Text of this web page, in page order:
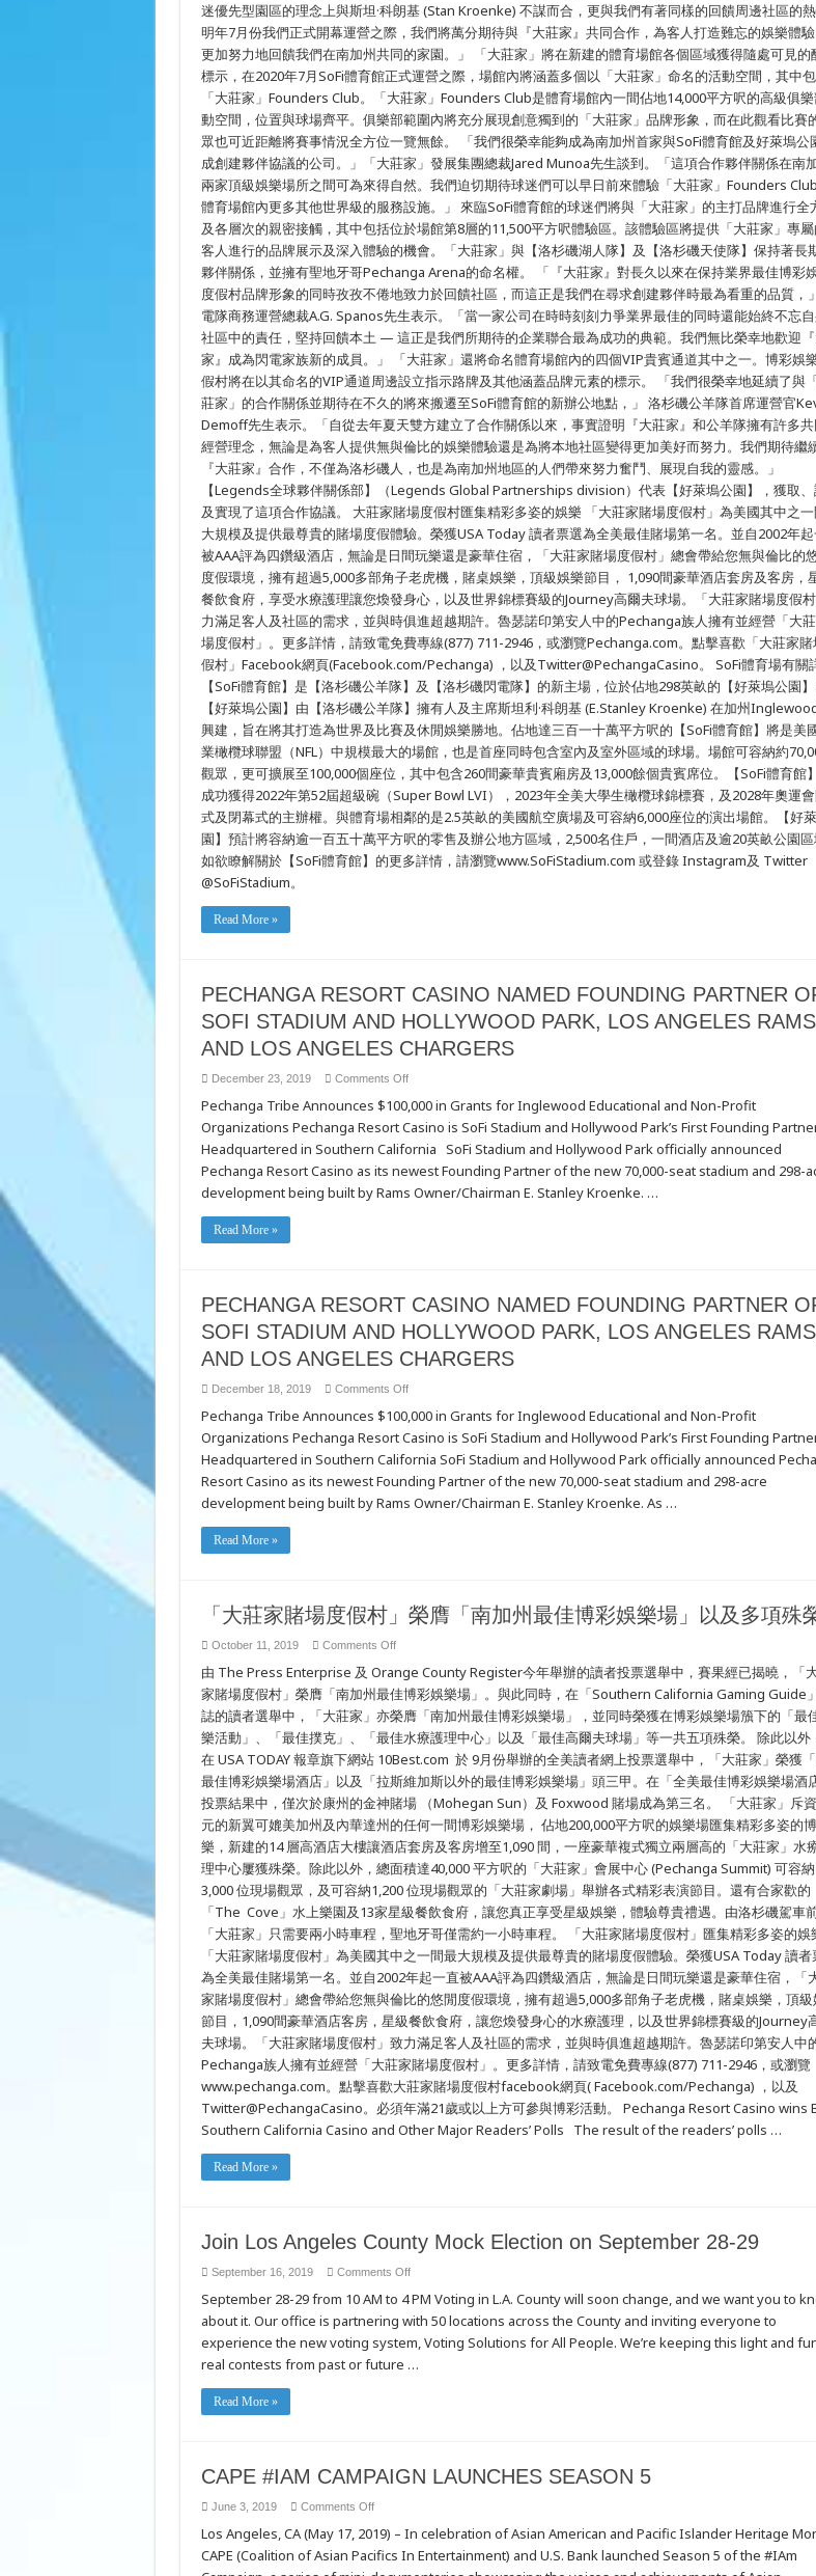
羊
隊】
及
【洛
杉
磯
閃
電
隊】
官
方
創
始
合
作
夥
伴
迷優先型園區的理念上與斯坦·科朗基 (Stan Kroenke) 不謀而合，更與我們有著同樣的回饋周邊社區的熱
明年7月份我們正式開幕運營之際，我們將萬分期待與『大莊家』共同合作，為客人打造難忘的娛樂體
更加努力地回饋我們在南加州共同的家園。」 「大莊家」將在新建的體育場館各個區域獲得隨處可見的
標示，在2020年7月SoFi體育館正式運營之際，場館內將涵蓋多個以「大莊家」命名的活動空間，其中
「大莊家」Founders Club。「大莊家」Founders Club是體育場館內一間佔地14,000平方呎的高級俱
動空間，位置與球場齊平。俱樂部範圍內將充分展現創意獨到的「大莊家」品牌形象，而在此觀看比賽
眾也可近距離將賽事情況全方位一覽無餘。 「我們很榮幸能夠成為南加州首家與SoFi體育館及好萊塢公
成創建夥伴協議的公司。」「大莊家」發展集團總裁Jared Munoa先生談到。「這項合作夥伴關係在南
兩家頂級娛樂場所之間可為來得自然。我們迫切期待球迷們可以早日前來體驗「大莊家」Founders
體育場館內更多其他世界級的服務設施。」 來臨SoFi體育館的球迷們將與「大莊家」的主打品牌進行全
及各層次的親密接觸，其中包括位於場館第8層的11,500平方呎體驗區。該體驗區將提供「大莊家」專
客人進行的品牌展示及深入體驗的機會。「大莊家」與【洛杉磯湖人隊】及【洛杉磯天使隊】保持著長
夥伴關係，並擁有聖地牙哥Pechanga Arena的命名權。 「『大莊家』對長久以來在保持業界最佳博彩
度假村品牌形象的同時孜孜不倦地致力於回饋社區，而這正是我們在尋求創建夥伴時最為看重的品質，
電隊商務運營總裁A.G. Spanos先生表示。「當一家公司在時時刻刻力爭業界最佳的同時還能始終不忘
社區中的責任，堅持回饋本土 — 這正是我們所期待的企業聯合最為成功的典範。我們無比榮幸地歡迎
家』成為閃電家族新的成員。」 「大莊家」還將命名體育場館內的四個VIP貴賓通道其中之一。博彩娛
假村將在以其命名的VIP通道周邊設立指示路牌及其他涵蓋品牌元素的標示。 「我們很榮幸地延續了與
莊家」的合作關係並期待在不久的將來搬遷至SoFi體育館的新辦公地點，」 洛杉磯公羊隊首席運營官
Demoff先生表示。「自從去年夏天雙方建立了合作關係以來，事實證明『大莊家』和公羊隊擁有許多
經營理念，無論是為客人提供無與倫比的娛樂體驗還是為將本地社區變得更加美好而努力。我們期待繼
『大莊家』合作，不僅為洛杉磯人，也是為南加州地區的人們帶來努力奮鬥、展現自我的靈感。」
【Legends全球夥伴關係部】（Legends Global Partnerships division）代表【好萊塢公園】，獲取
及實現了這項合作協議。 大莊家賭場度假村匯集精彩多姿的娛樂 「大莊家賭場度假村」為美國其中之
大規模及提供最尊貴的賭場度假體驗。榮獲USA Today 讀者票選為全美最佳賭場第一名。並自2002年
被AAA評為四鑽級酒店，無論是日間玩樂還是豪華住宿，「大莊家賭場度假村」總會帶給您無與倫比的
度假環境，擁有超過5,000多部角子老虎機，賭桌娛樂，頂級娛樂節目， 1,090間豪華酒店套房及客房，
餐飲食府，享受水療護理讓您煥發身心，以及世界錦標賽級的Journey高爾夫球場。「大莊家賭場度假
力滿足客人及社區的需求，並與時俱進超越期許。魯瑟諾印第安人中的Pechanga族人擁有並經營「大
場度假村」。更多詳情，請致電免費專線(877) 711-2946，或瀏覽Pechanga.com。點擊喜歡「大莊家賭
假村」Facebook網頁(Facebook.com/Pechanga) ，以及Twitter@PechangaCasino。 SoFi體育場有關
【SoFi體育館】是【洛杉磯公羊隊】及【洛杉磯閃電隊】的新主場，位於佔地298英畝的【好萊塢公園】
【好萊塢公園】由【洛杉磯公羊隊】擁有人及主席斯坦利·科朗基 (E.Stanley Kroenke) 在加州
興建，旨在將其打造為世界及比賽及休閒娛樂勝地。佔地達三百一十萬平方呎的【SoFi體育館】將是美
業橄欖球聯盟（NFL）中規模最大的場館，也是首座同時包含室內及室外區域的球場。場館可容納約
觀眾，更可擴展至100,000個座位，其中包含260間豪華貴賓廂房及13,000餘個貴賓席位。【SoFi體育館
成功獲得2022年第52屆超級碗（Super Bowl LVI），2023年全美大學生橄欖球錦標賽，及2028年奧運
式及閉幕式的主辦權。與體育場相鄰的是2.5英畝的美國航空廣場及可容納6,000座位的演出場館。【好
園】預計將容納逾一百五十萬平方呎的零售及辦公地方區域，2,500名住戶，一間酒店及逾20英畝公園區
如欲瞭解關於【SoFi體育館】的更多詳情，請瀏覽www.SoFiStadium.com 或登錄 Instagram及 Twitter
@SoFiStadium。
Read More »
PECHANGA RESORT CASINO NAMED FOUNDING PARTNER
SOFI STADIUM AND HOLLYWOOD PARK, LOS ANGELES
AND LOS ANGELES CHARGERS
December 23, 2019 Comments Offon
RESORT
CASINO
NAMED
PARTNER
SOFI
STADIUM
AND
ANGELES
CHARGERS
Pechanga Tribe Announces $100,000 in Grants for Inglewood Educational and Non-Profit
Organizations Pechanga Resort Casino is SoFi Stadium and Hollywood Park’s First Founding
Headquartered in Southern California SoFi Stadium and Hollywood Park officially announced
Pechanga Resort Casino as its newest Founding Partner of the new 70,000-seat stadium and 298-
development being built by Rams Owner/Chairman E. Stanley Kroenke. …
Read More »
PECHANGA RESORT CASINO NAMED FOUNDING PARTNER
SOFI STADIUM AND HOLLYWOOD PARK, LOS ANGELES
AND LOS ANGELES CHARGERS
December 18, 2019 Comments Offon
RESORT
CASINO
NAMED
PARTNER
OF
SOFI
STADIUM
AND
ANGELES
CHARGERS
Pechanga Tribe Announces $100,000 in Grants for Inglewood Educational and Non-Profit
Organizations Pechanga Resort Casino is SoFi Stadium and Hollywood Park’s First Founding
Headquartered in Southern California SoFi Stadium and Hollywood Park officially announced
Resort Casino as its newest Founding Partner of the new 70,000-seat stadium and 298-acre
development being built by Rams Owner/Chairman E. Stanley Kroenke. As …
Read More »
「大莊家賭場度假村」榮膺「南加州最佳博彩娛樂場」以及多項殊
October 11, 2019 Comments Offon
莊
家
賭
場
度
村」
榮
膺
「南
加
州
佳
博
彩
娛
樂
場」
及
多
項
殊
榮
由 The Press Enterprise 及 Orange County Register今年舉辦的讀者投票選舉中，賽果經已揭曉，「
家賭場度假村」榮膺「南加州最佳博彩娛樂場」。與此同時，在「Southern California Gaming Guide
誌的讀者選舉中，「大莊家」亦榮膺「南加州最佳博彩娛樂場」，並同時榮獲在博彩娛樂場籏下的「最
樂活動」、「最佳撲克」、「最佳水療護理中心」以及「最佳高爾夫球場」等一共五項殊榮。 除此以外
在 USA TODAY 報章旗下網站 10Best.com 於 9月份舉辦的全美讀者網上投票選舉中，「大莊家」榮獲
最佳博彩娛樂場酒店」以及「拉斯維加斯以外的最佳博彩娛樂場」頭三甲。在「全美最佳博彩娛樂場酒
投票結果中，僅次於康州的金神賭場 （Mohegan Sun）及 Foxwood 賭場成為第三名。 「大莊家」斥
元的新翼可媲美加州及內華達州的任何一間博彩娛樂場， 佔地200,000平方呎的娛樂場匯集精彩多姿的
樂，新建的14 層高酒店大樓讓酒店套房及客房增至1,090 間，一座豪華複式獨立兩層高的「大莊家」水
理中心屢獲殊榮。除此以外，總面積達40,000 平方呎的「大莊家」會展中心 (Pechanga Summit) 可容納
3,000 位現場觀眾，及可容納1,200 位現場觀眾的「大莊家劇場」舉辦各式精彩表演節目。還有合家歡的
「The Cove」水上樂園及13家星級餐飲食府，讓您真正享受星級娛樂，體驗尊貴禮遇。由洛杉磯駕車
「大莊家」只需要兩小時車程，聖地牙哥僅需約一小時車程。 「大莊家賭場度假村」匯集精彩多姿的娛
「大莊家賭場度假村」為美國其中之一間最大規模及提供最尊貴的賭場度假體驗。榮獲USA Today 讀者
為全美最佳賭場第一名。並自2002年起一直被AAA評為四鑽級酒店，無論是日間玩樂還是豪華住宿，「
家賭場度假村」總會帶給您無與倫比的悠閒度假環境，擁有超過5,000多部角子老虎機，賭桌娛樂，頂級
節目，1,090間豪華酒店客房，星級餐飲食府，讓您煥發身心的水療護理，以及世界錦標賽級的Journey
夫球場。「大莊家賭場度假村」致力滿足客人及社區的需求，並與時俱進超越期許。魯瑟諾印第安人中
Pechanga族人擁有並經營「大莊家賭場度假村」。更多詳情，請致電免費專線(877) 711-2946，或瀏覽
www.pechanga.com。點擊喜歡大莊家賭場度假村facebook網頁( Facebook.com/Pechanga) ，以及
Twitter@PechangaCasino。必須年滿21歲或以上方可參與博彩活動。 Pechanga Resort Casino wins
Southern California Casino and Other Major Readers’ Polls The result of the readers’ polls …
Read More »
Join Los Angeles County Mock Election on September 28-29
September 16, 2019 Comments Offon
Los
Angeles
County
Election
September
September 28-29 from 10 AM to 4 PM Voting in L.A. County will soon change, and we want you to
about it. Our office is partnering with 50 locations across the County and inviting everyone to
experience the new voting system, Voting Solutions for All People. We’re keeping this light and
real contests from past or future …
Read More »
CAPE #IAM CAMPAIGN LAUNCHES SEASON 5
June 3, 2019 Comments Offon
#IAM
CAMPAIGN
LAUNCHES
Los Angeles, CA (May 17, 2019) – In celebration of Asian American and Pacific Islander Heritage
CAPE (Coalition of Asian Pacifics In Entertainment) and U.S. Bank launched Season 5 of the #IAm